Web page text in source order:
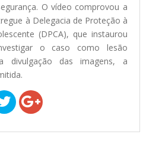
O vídeo comprovou a
à Delegacia de Proteção à
(DPCA), que instaurou
o caso como lesão
divulgação das imagens, a